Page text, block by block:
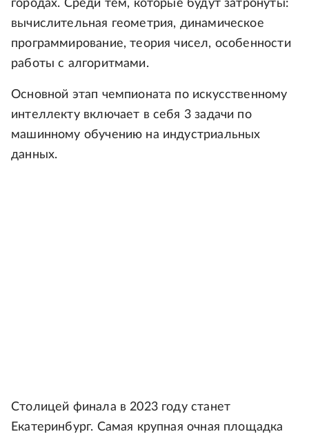
городах. Среди тем, которые будут затронуты:
вычислительная геометрия, динамическое
программирование, теория чисел, особенности
работы с алгоритмами.
Основной этап чемпионата по искусственному
интеллекту включает в себя 3 задачи по
машинному обучению на индустриальных
данных.
Столицей финала в 2023 году станет
Екатеринбург. Самая крупная очная площадка